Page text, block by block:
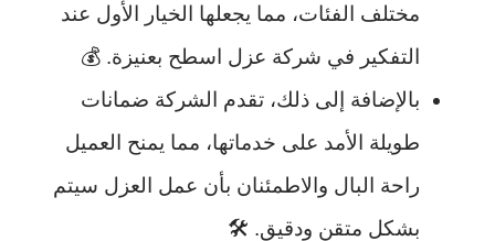
مختلف الفئات، مما يجعلها الخيار الأول عند
التفكير في شركة عزل اسطح بعنيزة. 💰
بالإضافة إلى ذلك، تقدم الشركة ضمانات
طويلة الأمد على خدماتها، مما يمنح العميل
راحة البال والاطمئنان بأن عمل العزل سيتم
بشكل متقن ودقيق. 🛠️